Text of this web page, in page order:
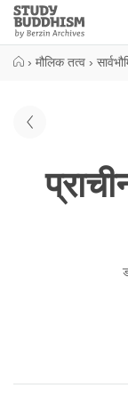
Close
Study
Buddhism
Home
› मौलिक तत्व ›